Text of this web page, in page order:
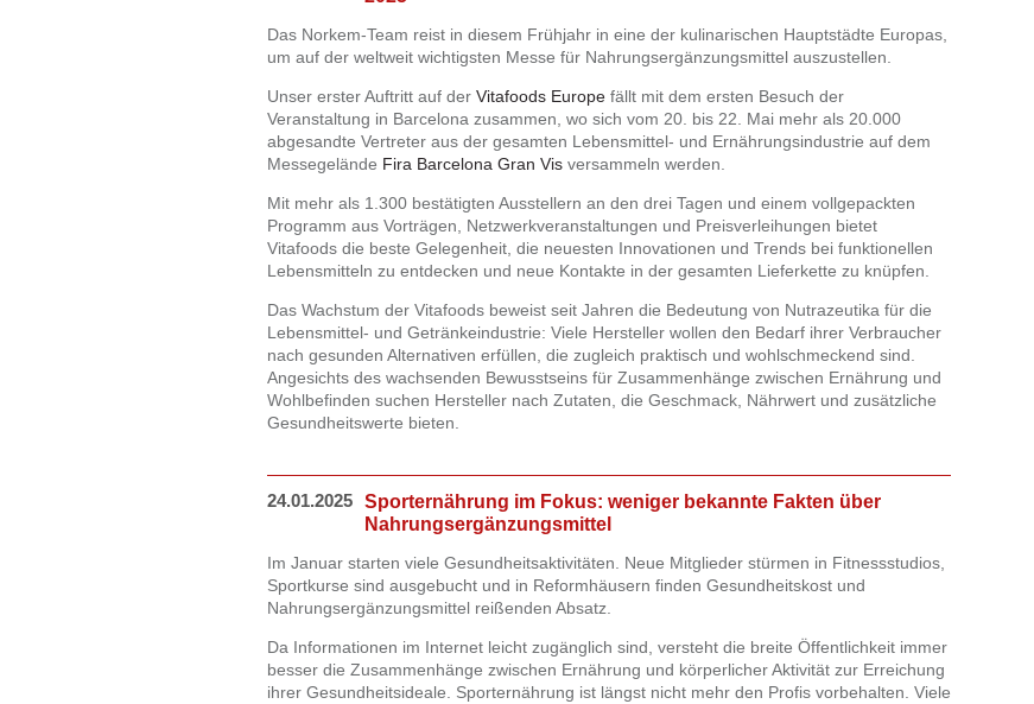
Das Norkem-Team reist in diesem Frühjahr in eine der kulinarischen Hauptstädte Europas,
um auf der weltweit wichtigsten Messe für Nahrungsergänzungsmittel auszustellen.
Unser erster Auftritt auf der Vitafoods Europe fällt mit dem ersten Besuch der
Veranstaltung in Barcelona zusammen, wo sich vom 20. bis 22. Mai mehr als 20.000
abgesandte Vertreter aus der gesamten Lebensmittel- und Ernährungsindustrie auf dem
Messegelände Fira Barcelona Gran Vis versammeln werden.
Mit mehr als 1.300 bestätigten Ausstellern an den drei Tagen und einem vollgepackten
Programm aus Vorträgen, Netzwerkveranstaltungen und Preisverleihungen bietet
Vitafoods die beste Gelegenheit, die neuesten Innovationen und Trends bei funktionellen
Lebensmitteln zu entdecken und neue Kontakte in der gesamten Lieferkette zu knüpfen.
Das Wachstum der Vitafoods beweist seit Jahren die Bedeutung von Nutrazeutika für die
Lebensmittel- und Getränkeindustrie: Viele Hersteller wollen den Bedarf ihrer Verbraucher
nach gesunden Alternativen erfüllen, die zugleich praktisch und wohlschmeckend sind.
Angesichts des wachsenden Bewusstseins für Zusammenhänge zwischen Ernährung und
Wohlbefinden suchen Hersteller nach Zutaten, die Geschmack, Nährwert und zusätzliche
Gesundheitswerte bieten.
24.01.2025 Sporternährung im Fokus: weniger bekannte Fakten über
Nahrungsergänzungsmittel
Im Januar starten viele Gesundheitsaktivitäten. Neue Mitglieder stürmen in Fitnessstudios,
Sportkurse sind ausgebucht und in Reformhäusern finden Gesundheitskost und
Nahrungsergänzungsmittel reißenden Absatz.
Da Informationen im Internet leicht zugänglich sind, versteht die breite Öffentlichkeit immer
besser die Zusammenhänge zwischen Ernährung und körperlicher Aktivität zur Erreichung
ihrer Gesundheitsideale. Sporternährung ist längst nicht mehr den Profis vorbehalten. Viele